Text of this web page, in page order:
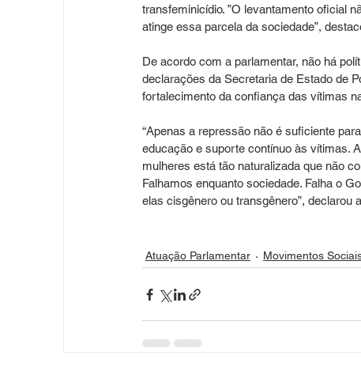
transfeminicídio. ”O levantamento oficial
atinge essa parcela da sociedade”,
De acordo com a parlamentar, não há
declarações da Secretaria de Estado de
fortalecimento da confiança das vítimas
“Apenas a repressão não é suficiente
educação e suporte contínuo às vítimas.
mulheres está tão naturalizada que não
Falhamos enquanto sociedade. Falha o
elas cisgênero ou transgênero”, declarou
Atuação Parlamentar Movimentos